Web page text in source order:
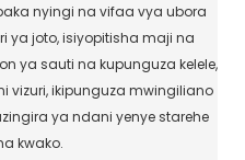
nyingi na vifaa vya ubora
ya joto, isiyopitisha maji na
ya sauti na kupunguza kelele,
vizuri, ikipunguza mwingiliano
ya ndani yenye starehe
kwako.